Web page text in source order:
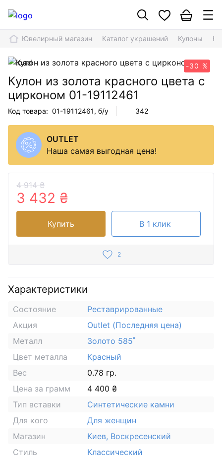
Ювелирный магазин Каталог украшений Кулоны
-30 %
Кулон из золота красного цвета с
цирконом 01-19112461
Код товара: 01-19112461, б/у 342
OUTLET
Наша самая выгодная цена!
4 914 ₴
3 432 ₴
Купить В 1 клик
2
Характеристики
Состояние
Реставрированные
Акция
Outlet (Последняя цена)
Металл
Золото 585˚
Цвет металла
Красный
Вес
0.78 гр.
Цена за грамм
4 400 ₴
Тип вставки
Синтетические камни
Для кого
Для женщин
Магазин
Киев, Воскресенский
Стиль
Классический